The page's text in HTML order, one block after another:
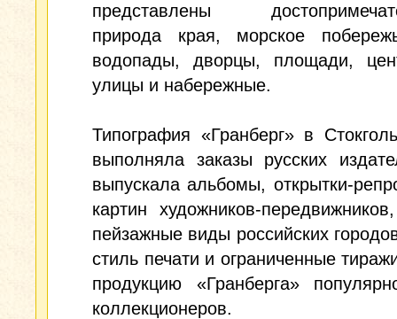
представлены
природа края, морское
водопады, дворцы, площади,
улицы и набережные.
Типография «Гранберг» в
выполняла заказы русских
выпускала альбомы, открытки-
картин художников-
пейзажные виды российских
стиль печати и ограниченные
продукцию «Гранберга»
коллекционеров.